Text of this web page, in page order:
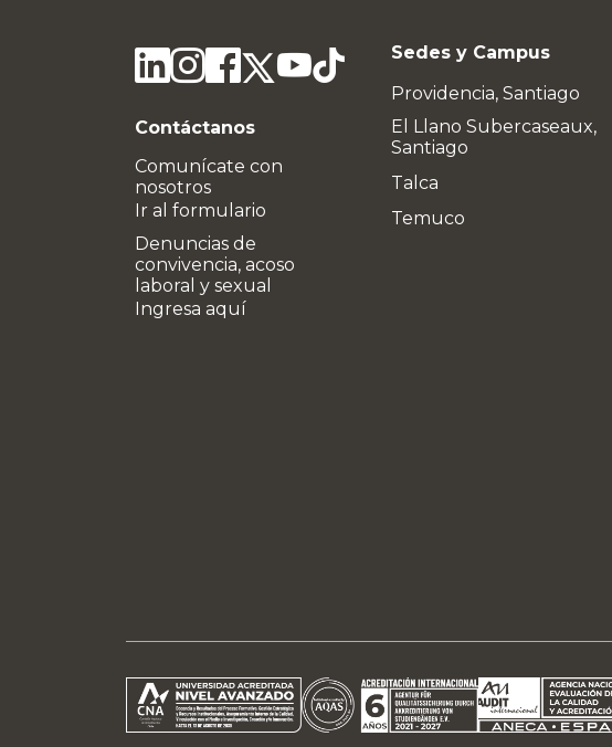
Contáctanos
Comunícate con
nosotros
Ir al formulario
Denuncias de
convivencia, acoso
laboral y sexual
Ingresa aquí
Sedes y Campus
Providencia, Santiago
El Llano Subercaseaux,
Santiago
Talca
Temuco